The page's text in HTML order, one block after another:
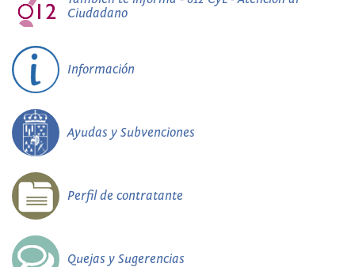
Ciudadano
Información
Ayudas y Subvenciones
Perfil de contratante
Quejas y Sugerencias